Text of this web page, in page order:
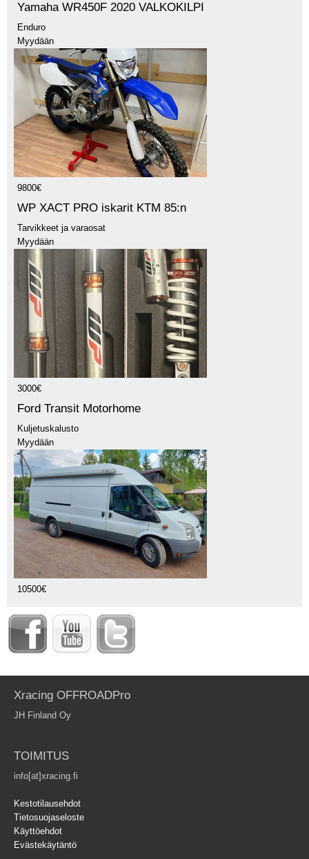
Yamaha WR450F 2020 VALKOKILPI
Enduro
Myydään
9800€
WP XACT PRO iskarit KTM 85:n
Tarvikkeet ja varaosat
Myydään
3000€
Ford Transit Motorhome
Kuljetuskalusto
Myydään
10500€
Xracing OFFROADPro
JH Finland Oy
TOIMITUS
info[at]xracing.fi
Kestotilausehdot
Tietosuojaseloste
Käyttöehdot
Evästekäytäntö